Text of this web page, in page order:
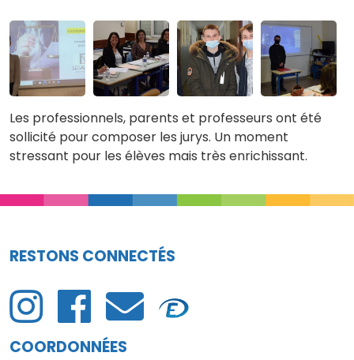
Les professionnels, parents et professeurs ont été
sollicité pour composer les jurys. Un moment
stressant pour les élèves mais très enrichissant.
RESTONS CONNECTÉS
COORDONNÉES